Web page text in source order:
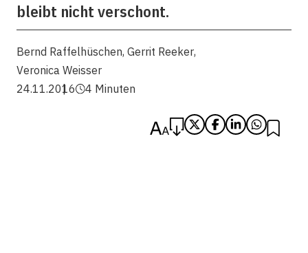
bleibt nicht verschont.
Bernd Raffelhüschen, Gerrit Reeker,
Veronica Weisser
24.11.2016
4 Minuten